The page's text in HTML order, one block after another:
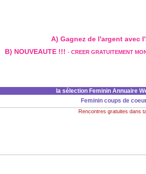
A) Gagnez de l'argent avec
B) NOUVEAUTE !!! - CREER GRATUITEMENT
la sélection Feminin Annuaire
Feminin coups de